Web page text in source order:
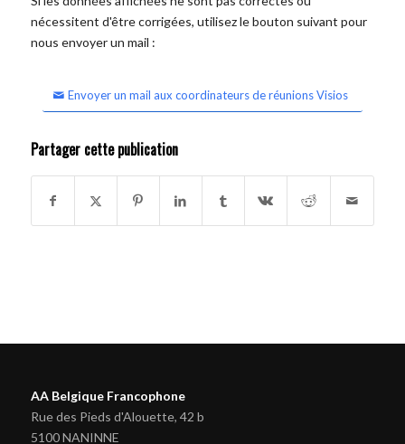
nécessitent d'être corrigées, utilisez le bouton suivant pour
nous envoyer un mail :
Envoyer un mail aux coordinateurs de réunions Visios
Partager cette publication
AA Belgique Francophone
Rue des Pieds d'Alouette, 42 b
5100 NANINNE